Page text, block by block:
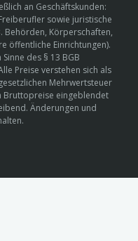
an Geschäftskunden:
sowie juristische
Behörden, Körperschaften,
öffentliche Einrichtungen).
des § 13 BGB
Preise verstehen sich als
Mehrwertsteuer
Bruttopreise eingeblendet
Änderungen und